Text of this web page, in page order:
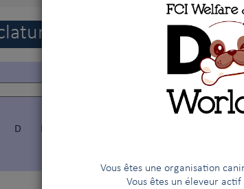
Vous êtes une organisation
Vous êtes un éleveur actif de
des races de la FCI
D E